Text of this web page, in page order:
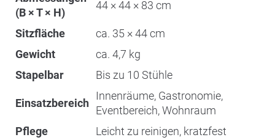
(B × T × H)
44 × 44 × 83 cm
Sitzfläche
ca. 35 × 44 cm
Gewicht
ca. 4,7 kg
Stapelbar
Bis zu 10 Stühle
Einsatzbereich
Innenräume, Gastronomie,
Eventbereich, Wohnraum
Pflege
Leicht zu reinigen, kratzfest